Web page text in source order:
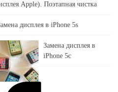
Apple). Поэтапная чистка
дисплея в iPhone 5s
Замена дисплея в
iPhone 5c